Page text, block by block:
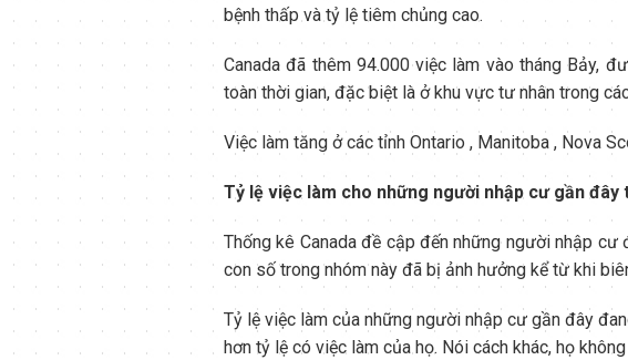
bệnh thấp và tỷ lệ tiêm chủng cao.
Canada đã thêm 94.000 việc làm vào tháng Bảy,
toàn thời gian, đặc biệt là ở khu vực tư nhân trong
Việc làm tăng ở các tỉnh Ontario , Manitoba , Nova
Tỷ lệ việc làm cho những người nhập cư gần đây
Thống kê Canada đề cập đến những người nhập
con số trong nhóm này đã bị ảnh hưởng kể từ khi
Tỷ lệ việc làm của những người nhập cư gần đây
hơn tỷ lệ có việc làm của họ. Nói cách khác, họ